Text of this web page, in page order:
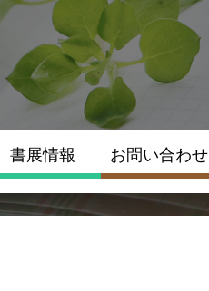
書展情報 お問い合わせ